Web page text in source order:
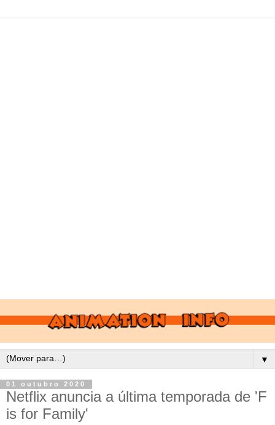
▼
01 outubro 2020
Netflix anuncia a última temporada de 'F
is for Family'